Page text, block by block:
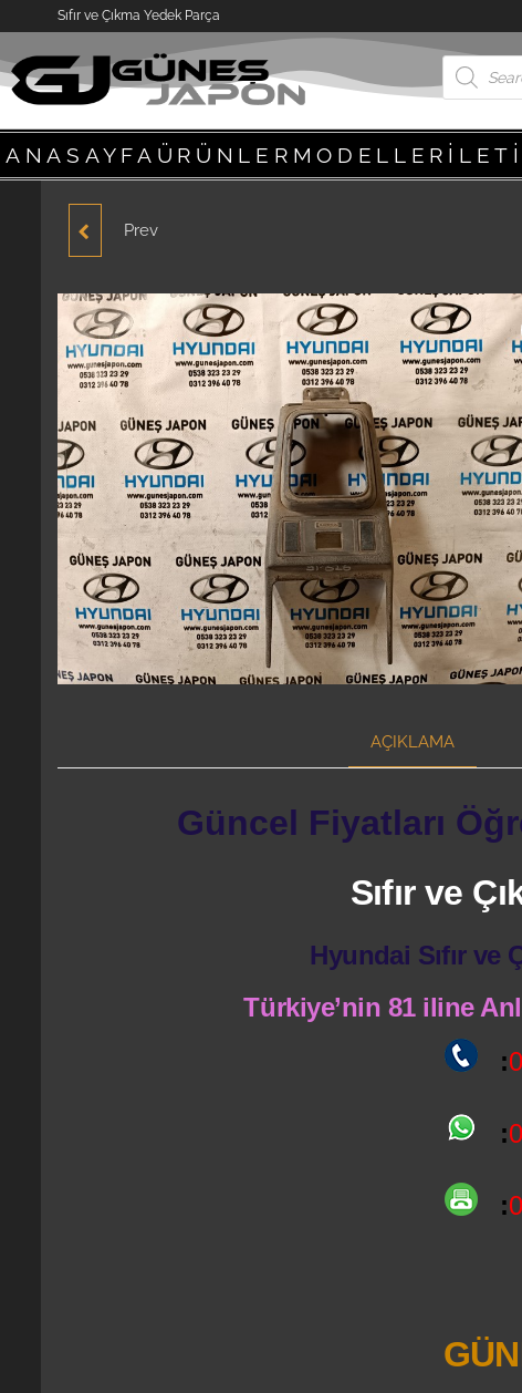
Sıfır ve Çıkma Yedek Parça
ANASAYFA ÜRÜNLER MODELLER
MAZDA 626 VİTES KOLU
ORJİNAL ÇIKMA YEDEK
PARÇA
Prev
AÇIKLAMA
Güncel Fiyatları
Sıfır ve
Hyundai Sıfır ve
Türkiye’nin 81 iline
:
:
: